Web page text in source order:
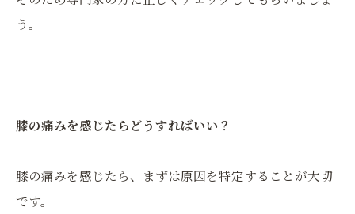
う。
膝の痛みを感じたらどうすればいい？
膝の痛みを感じたら、まずは原因を特定することが大切
です。